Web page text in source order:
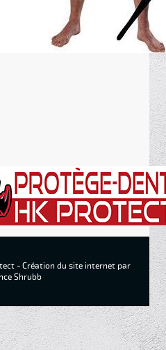
- Création du site internet par
Shrubb